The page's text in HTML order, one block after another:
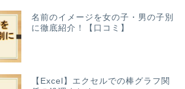
名前のイメージを女の子・男の子別
に徹底紹介！【口コミ】
【Excel】エクセルでの棒グラフ関